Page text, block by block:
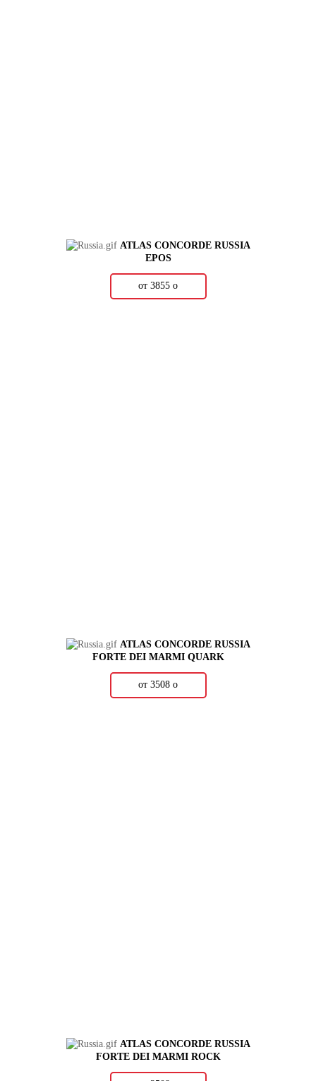
ATLAS CONCORDE RUSSIA
EPOS
от 3855 о
ATLAS CONCORDE RUSSIA
FORTE DEI MARMI QUARK
от 3508 о
ATLAS CONCORDE RUSSIA
FORTE DEI MARMI ROCK